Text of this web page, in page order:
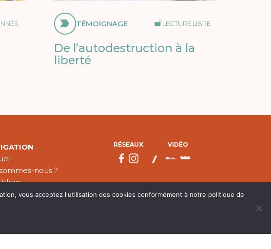
TÉMOIGNAGE LECTURE LIBRE
De l’autodestruction à la
liberté
nous ?
RÉSEAUX VIDÉO
vous acceptez l'utilisation des cookies conformément à notre politique de